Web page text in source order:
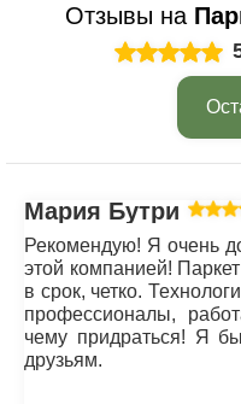
Отзывы на
Мария Бутрим
Рекомендую! Я очень
этой компанией!
в срок, четко.
профессионалы,
чему придраться! Я
друзьям.